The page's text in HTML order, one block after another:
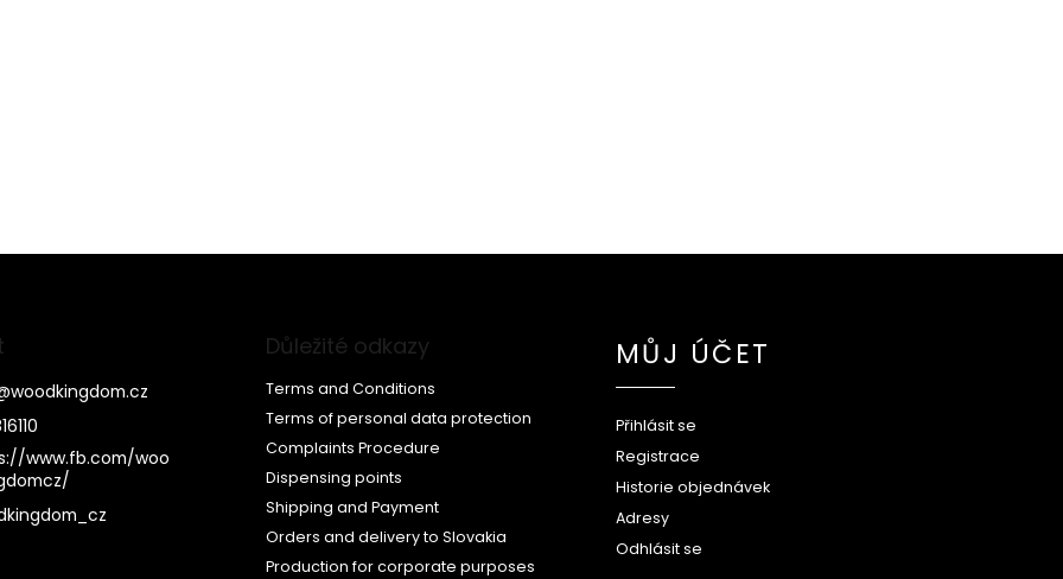
woodkingdom.cz
www.fb.com/woo
Důležité odkazy
Terms and Conditions
Terms of personal data protection
Complaints Procedure
Dispensing points
Shipping and Payment
Orders and delivery to Slovakia
Production for corporate purposes
MŮJ ÚČET
Přihlásit se
Registrace
Historie objednávek
Adresy
Odhlásit se